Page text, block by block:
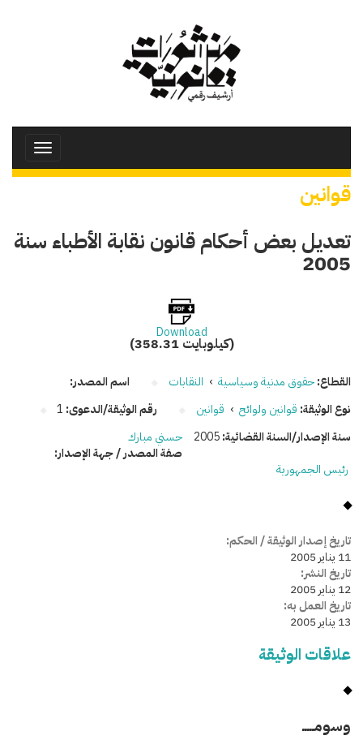
Toggle
قوانين
تعديل بعض أحكام قانون نقابة الأطباء سنة
2005
Download
(358.31 كيلوبايت)
القطاع:حقوق مدنية وسياسية › النقابات
نوع الوثيقة: قوانين ولوائح › قوانين رقم الوثيقة/الدعوى: 1
سنة الإصدار/السنة القضائية:2005
اسم المصدر:
حسني مبارك
صفة المصدر / جهة الإصدار:
رئيس الجمهورية
تاريخ إصدار الوثيقة / الحكم:
11 يناير 2005
تاريخ النشر:
12 يناير 2005
تاريخ العمل به:
13 يناير 2005
علاقات الوثيقة
وسومـــــ